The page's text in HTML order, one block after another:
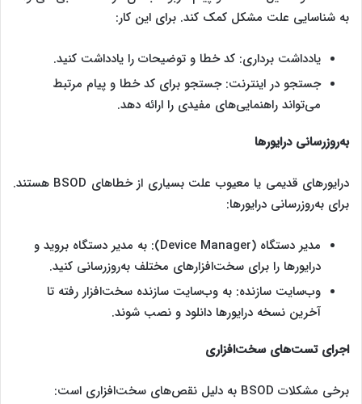
به شناسایی علت مشکل کمک کند. برای این کار:
یادداشت برداری: کد خطا و توضیحات را یادداشت کنید.
جستجو در اینترنت: جستجو برای کد خطا و پیام مرتبط
می‌تواند راهنمایی‌های مفیدی را ارائه دهد.
به‌روزرسانی درایورها
درایورهای قدیمی یا معیوب علت بسیاری از خطاهای BSOD هستند.
برای به‌روزرسانی درایورها:
مدیر دستگاه (Device Manager): به مدیر دستگاه بروید و
درایورها را برای سخت‌افزارهای مختلف به‌روزرسانی کنید.
وب‌سایت سازنده: به وب‌سایت سازنده سخت‌افزار رفته تا
آخرین نسخه درایورها دانلود و نصب شوند.
اجرای تست‌های سخت‌افزاری
برخی مشکلات BSOD به دلیل نقص‌های سخت‌افزاری است: